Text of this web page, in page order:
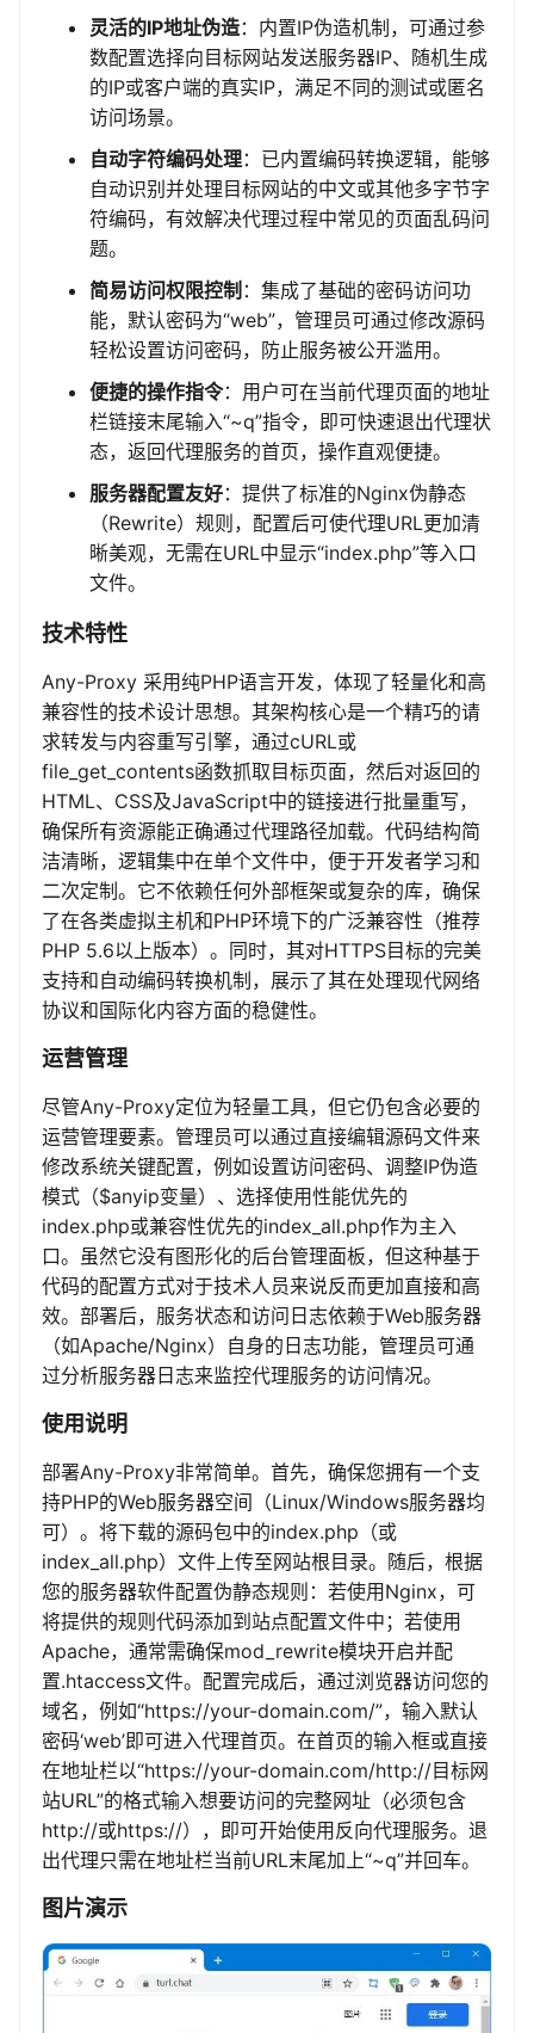
灵活的IP地址伪造：内置IP伪造机制，可通过参
数配置选择向目标网站发送服务器IP、随机生成
的IP或客户端的真实IP，满足不同的测试或匿名
访问场景。
自动字符编码处理：已内置编码转换逻辑，能够
自动识别并处理目标网站的中文或其他多字节字
符编码，有效解决代理过程中常见的页面乱码问
题。
简易访问权限控制 ：集成了基础的密码访问功
能，默认密码为“web”，管理员可通过修改源码
轻松设置访问密码，防止服务被公开滥用。
便捷的操作指令：用户可在当前代理页面的地址
栏链接末尾输入“~q”指令，即可快速退出代理状
态，返回代理服务的首页，操作直观便捷。
服务器配置友好：提供了标准的Nginx伪静态
（Rewrite）规则，配置后可使代理URL更加清
晰美观，无需在URL中显示“index.php”等入口
文件。
技术特性
Any-Proxy 采用纯PHP语言开发，体现了轻量化和高
兼容性的技术设计思想。其架构核心是一个精巧的请
求转发与内容重写引擎，通过cURL或
file_get_contents函数抓取目标页面，然后对返回的
HTML、CSS及JavaScript中的链接进行批量重写，
确保所有资源能正确通过代理路径加载。代码结构简
洁清晰，逻辑集中在单个文件中，便于开发者学习和
二次定制。它不依赖任何外部框架或复杂的库，确保
了在各类虚拟主机和PHP环境下的广泛兼容性（推荐
PHP 5.6以上版本）。同时，其对HTTPS目标的完美
支持和自动编码转换机制，展示了其在处理现代网络
协议和国际化内容方面的稳健性。
运营管理
尽管Any-Proxy定位为轻量工具，但它仍包含必要的
运营管理要素。管理员可以通过直接编辑源码文件来
修改系统关键配置，例如设置访问密码、调整IP伪造
模式（$anyip变量）、选择使用性能优先的
index.php或兼容性优先的index_all.php作为主入
口。虽然它没有图形化的后台管理面板，但这种基于
代码的配置方式对于技术人员来说反而更加直接和高
效。部署后，服务状态和访问日志依赖于Web服务器
（如Apache/Nginx）自身的日志功能，管理员可通
过分析服务器日志来监控代理服务的访问情况。
使用说明
部署Any-Proxy非常简单。首先，确保您拥有一个支
持PHP的Web服务器空间（Linux/Windows服务器均
可）。将下载的源码包中的index.php（或
index_all.php）文件上传至网站根目录。随后，根据
您的服务器软件配置伪静态规则：若使用Nginx，可
将提供的规则代码添加到站点配置文件中；若使用
Apache，通常需确保mod_rewrite模块开启并配
置.htaccess文件。配置完成后，通过浏览器访问您的
域名，例如“https://your-domain.com/”，输入默认
密码‘web’即可进入代理首页。在首页的输入框或直接
在地址栏以“https://your-domain.com/http://目标网
站URL”的格式输入想要访问的完整网址（必须包含
http://或https://），即可开始使用反向代理服务。退
出代理只需在地址栏当前URL末尾加上“~q”并回车。
图片演示